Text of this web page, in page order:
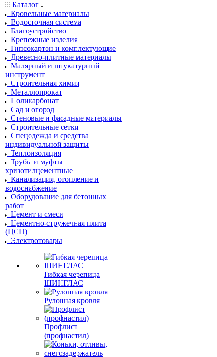
Каталог
Кровельные материалы
Водосточная система
Благоустройство
Крепежные изделия
Гипсокартон и комплектующие
Древесно-плитные материалы
Малярный и штукатурный
инструмент
Строительная химия
Металлопрокат
Поликарбонат
Сад и огород
Стеновые и фасадные материалы
Строительные сетки
Спецодежда и средства
индивидуальной защиты
Теплоизоляция
Трубы и муфты
хризотилцементные
Канализация, отопление и
водоснабжение
Оборудование для бетонных
работ
Цемент и смеси
Цементно-стружечная плита
(ЦСП)
Электротовары
Гибкая черепица
ШИНГЛАС
Рулонная кровля
Профлист
(профнастил)